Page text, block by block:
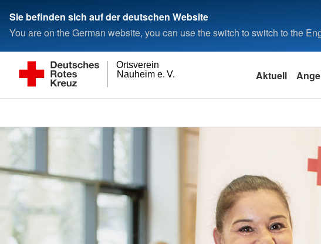
Sie befinden sich auf der deutschen Website
You are on the German website, you can use the switch to switch to the
Nauheim e. V.
Ortsverein
Aktuell